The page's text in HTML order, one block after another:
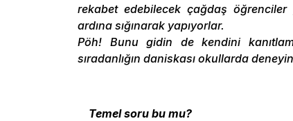
rekabet edebilecek çağdaş
ardına sığınarak yapıyorlar.
Pöh! Bunu gidin de kendini
sıradanlığın daniskası okullarda
Temel soru bu mu?